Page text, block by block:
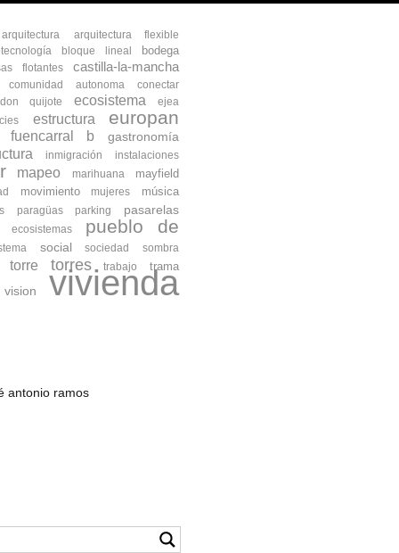
arquitectura
arquitectura flexible
bloque lineal bodega
flotantes castilla-la-mancha
comunidad autonoma
conectar
don quijote
ecosistema
ejea
estructura europan
fuencarral b gastronomía
inmigración instalaciones
mapeo marihuana mayfield
movimiento mujeres música
paragüas parking pasarelas
pueblo de
social sociedad sombra
torre torres trabajo
trama
vision
vivienda
antonio ramos